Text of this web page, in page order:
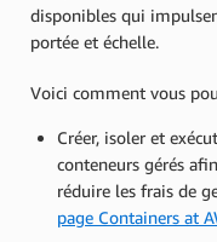
disponibles qui
portée et échelle.
Voici comment vous
Créer, isoler et
conteneurs gérés
réduire les frais de
page Containers at